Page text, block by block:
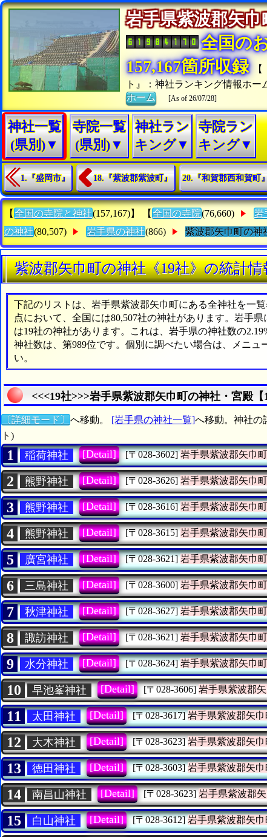
岩手県紫波郡矢
全国の
157,167箇所収録
ト』：神社ランキング情報ホー
ホーム
[As of 26/07/28]
神社一覧
(県別)▼
寺院一覧
(県別)▼
神社ラン
キング▼
寺院ラン
キング▼
1.『盛岡市』 18.『紫波郡紫波町』 20.『和賀郡西和賀町
【 全国の寺院と神社(157,167)】 【 全国の寺院(76,660) 岩
の神社(80,507) 岩手県の神社(866) 紫波郡矢巾町の神
紫波郡矢巾町の神社《19社》の統計情
下記のリストは、岩手県紫波郡矢巾町にある全神社を一
点において、全国には80,507社の神社があります。岩手
は19社の神社があります。これは、岩手県の神社数の
神社数は、第989位です。個別に調べたい場合は、メニ
い。
<<<19社>>>岩手県紫波郡矢巾町の神社・宮殿
〔詳細モード〕 へ移動。 [岩手県の神社一覧]へ移動。神社の
ト)
1 稲荷神社 [Detail] [〒028-3602] 岩手県紫波郡矢巾町
2 熊野神社 [Detail] [〒028-3626] 岩手県紫波郡矢巾町
3 熊野神社 [Detail] [〒028-3616] 岩手県紫波郡矢巾町
4 熊野神社 [Detail] [〒028-3615] 岩手県紫波郡矢巾町
5 廣宮神社 [Detail] [〒028-3621] 岩手県紫波郡矢巾町
6 三島神社 [Detail] [〒028-3600] 岩手県紫波郡矢巾町
7 秋津神社 [Detail] [〒028-3627] 岩手県紫波郡矢巾町
8 諏訪神社 [Detail] [〒028-3621] 岩手県紫波郡矢巾町
9 水分神社 [Detail] [〒028-3624] 岩手県紫波郡矢巾町
10 早池峯神社 [Detail] [〒028-3606] 岩手県紫波郡
11 太田神社 [Detail] [〒028-3617] 岩手県紫波郡矢巾
12 大木神社 [Detail] [〒028-3623] 岩手県紫波郡矢巾
13 徳田神社 [Detail] [〒028-3603] 岩手県紫波郡矢巾
14 南昌山神社 [Detail] [〒028-3623] 岩手県紫波郡
15 白山神社 [Detail] [〒028-3612] 岩手県紫波郡矢巾